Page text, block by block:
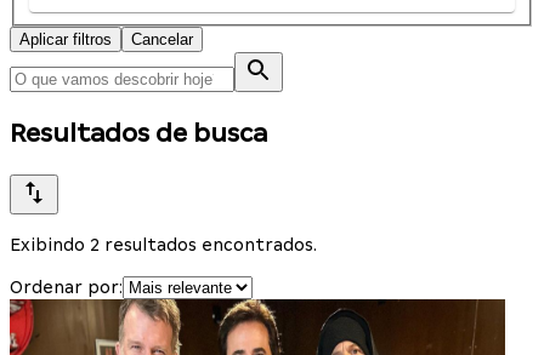
Aplicar filtros Cancelar
Resultados de busca
Exibindo 2 resultados encontrados.
Ordenar por: